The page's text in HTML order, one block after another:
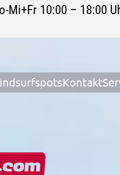
Mi+Fr 10:00 – 18:00
Kontakt